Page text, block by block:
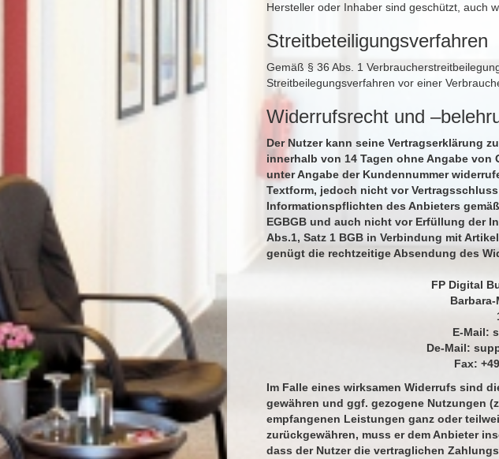
Hersteller oder Inhaber sind geschützt, auch
Streitbeteiligungsverfahren
Gemäß § 36 Abs. 1
Streitbeilegungsverfahren vor einer
Widerrufsrecht und
Der Nutzer kann seine Vertragserklärung
innerhalb von 14 Tagen ohne Angabe von
unter Angabe der Kundennummer
Textform, jedoch nicht vor
Informationspflichten des Anbieters
EGBGB und auch nicht vor Erfüllung der
Abs.1, Satz 1 BGB in Verbindung mit
genügt die rechtzeitige Absendung des
FP Digital
E-Mail:
De-Mail:
Fax:
Im Falle eines wirksamen Widerrufs sind
gewähren und ggf. gezogene Nutzungen
empfangenen Leistungen ganz oder
zurückgewähren, muss er dem Anbieter
dass der Nutzer die vertraglichen